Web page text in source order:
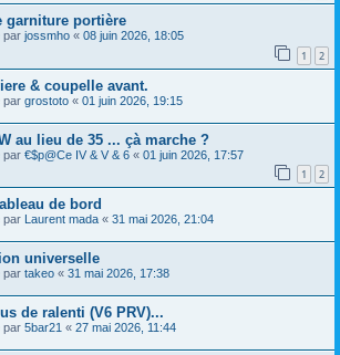
garniture portière
par jossmho « 08 juin 2026, 18:05
1 2
& coupelle avant.
par grostoto « 01 juin 2026, 19:15
au lieu de 35 ... çà marche ?
par €$p@Ce IV & V & 6 « 01 juin 2026, 17:57
1 2
de bord
par Laurent mada « 31 mai 2026, 21:04
universelle
par takeo « 31 mai 2026, 17:38
de ralenti (V6 PRV)...
par 5bar21 « 27 mai 2026, 11:44